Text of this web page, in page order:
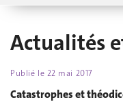
Actualités
Publié le 22 mai 2017
Catastrophes et